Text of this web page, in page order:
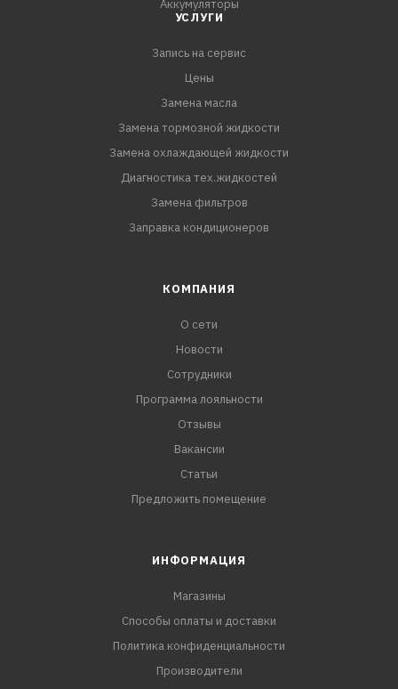
Аккумуляторы
УСЛУГИ
Запись на сервис
Цены
Замена масла
Замена тормозной жидкости
Замена охлаждающей жидкости
Диагностика тех.жидкостей
Замена фильтров
Заправка кондиционеров
КОМПАНИЯ
О сети
Новости
Сотрудники
Программа лояльности
Отзывы
Вакансии
Статьи
Предложить помещение
ИНФОРМАЦИЯ
Магазины
Способы оплаты и доставки
Политика конфиденциальности
Производители